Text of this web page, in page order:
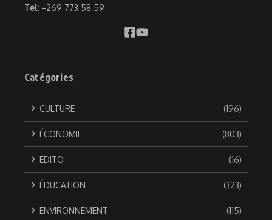
Tel: +269 773 58 59
Catégories
CULTURE (196)
ÉCONOMIE (803)
EDITO (16)
ÉDUCATION (323)
ENVIRONNEMENT (115)